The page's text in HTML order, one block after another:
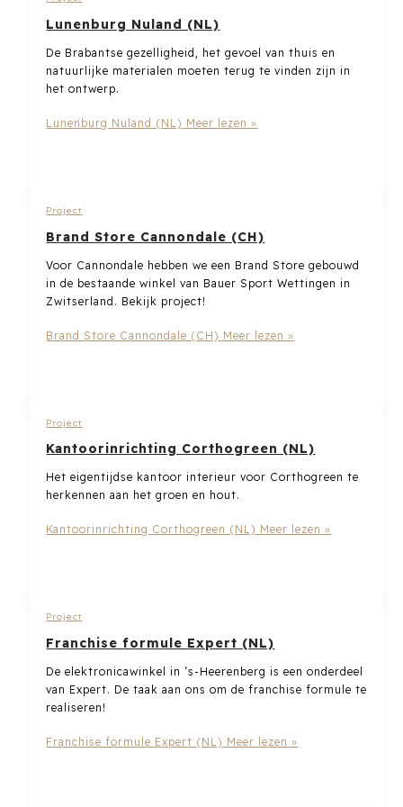
Lunenburg Nuland (NL)
De Brabantse gezelligheid, het gevoel van thuis en
natuurlijke materialen moeten terug te vinden zijn in
het ontwerp.
Lunenburg Nuland (NL) Meer lezen »
Project
Brand Store Cannondale (CH)
Voor Cannondale hebben we een Brand Store gebouwd
in de bestaande winkel van Bauer Sport Wettingen in
Zwitserland. Bekijk project!
Brand Store Cannondale (CH) Meer lezen »
Project
Kantoorinrichting Corthogreen (NL)
Het eigentijdse kantoor interieur voor Corthogreen te
herkennen aan het groen en hout.
Kantoorinrichting Corthogreen (NL) Meer lezen »
Project
Franchise formule Expert (NL)
De elektronicawinkel in ‘s-Heerenberg is een onderdeel
van Expert. De taak aan ons om de franchise formule te
realiseren!
Franchise formule Expert (NL) Meer lezen »